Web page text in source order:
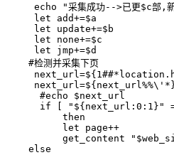
echo "采集成功-->已更$c部,新
let add+=$a
let update+=$b
let none+=$c
let jmp+=$d
#检测并采集下页
#echo $next_url
if [ "${next_url:0:1}" =
then
let page++
get_content
else